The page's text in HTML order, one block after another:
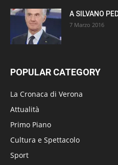
A SILVANO
7 Marzo 2016
POPULAR CATEGORY
La Cronaca di Verona
Attualità
Primo Piano
Cultura e Spettacolo
Sport